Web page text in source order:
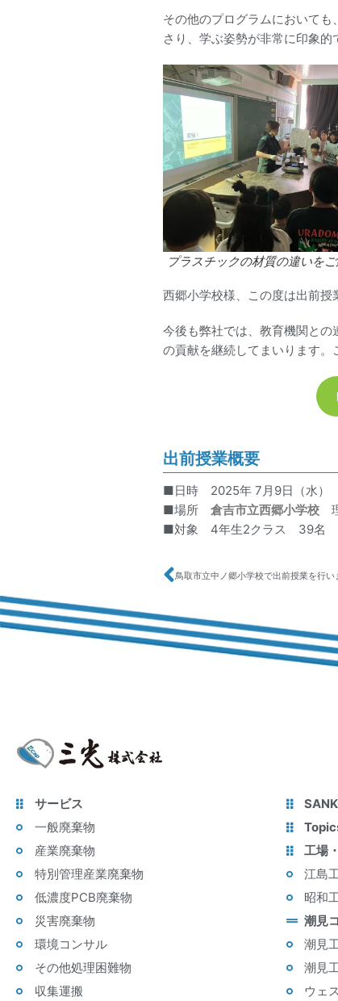
その他のプログラムにおいて
さり、学ぶ姿勢が非常に印象的
プラスチックの材質の違いを
西郷小学校様、この度は出前授
今後も弊社では、教育機関と
の貢献を継続してまいります。
出前授業概要
■日時 2025年 7月9日（水）
■場所 倉吉市立西郷小学校
■対象 4年生2クラス 39名
鳥取市立中ノ郷小学校で出前授業を行い
サービス
一般廃棄物
産業廃棄物
特別管理産業廃棄物
低濃度PCB廃棄物
災害廃棄物
環境コンサル
その他処理困難物
収集運搬
工場
江島
昭和
潮見
潮見
潮見
ウェ